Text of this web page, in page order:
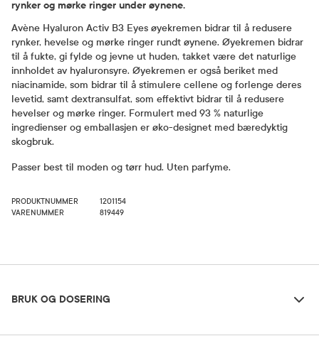
rynker og mørke ringer under øynene.
Avène Hyaluron Activ B3 Eyes øyekremen bidrar til å redusere
rynker, hevelse og mørke ringer rundt øynene. Øyekremen bidrar
til å fukte, gi fylde og jevne ut huden, takket være det naturlige
innholdet av hyaluronsyre. Øyekremen er også beriket med
niacinamide, som bidrar til å stimulere cellene og forlenge deres
levetid, samt dextransulfat, som effektivt bidrar til å redusere
hevelser og mørke ringer. Formulert med 93 % naturlige
ingredienser og emballasjen er øko-designet med bæredyktig
skogbruk.
Passer best til moden og tørr hud. Uten parfyme.
PRODUKTNUMMER
1201154
VARENUMMER
819449
BRUK OG DOSERING